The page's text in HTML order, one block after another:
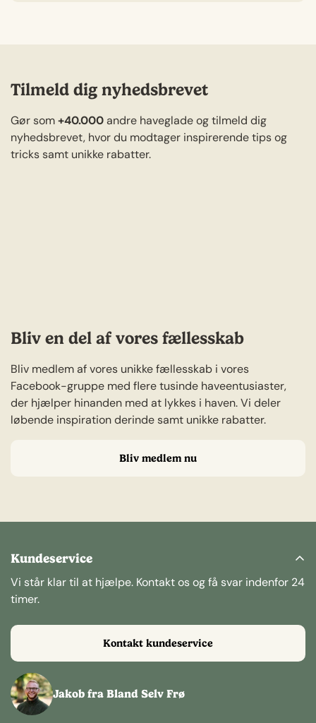
Tilmeld dig nyhedsbrevet
Gør som+40.000andre haveglade og tilmeld dig
nyhedsbrevet, hvor du modtager inspirerende tips og
tricks samt unikke rabatter.
Bliv en del af vores fællesskab
Bliv medlem af vores unikke fællesskab i vores
Facebook-gruppe med flere tusinde haveentusiaster,
der hjælper hinanden med at lykkes i haven. Vi deler
løbende inspiration derinde samt unikke rabatter.
Bliv medlem nu
Kundeservice
Vi står klar til at hjælpe. Kontakt os og få svar indenfor 24
timer.
Kontakt kundeservice
Jakob fra Bland Selv Frø